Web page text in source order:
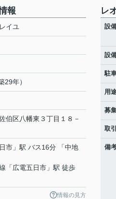
報
イユ
29年）
伯区八幡東 ３丁目１８－
市 」駅 バス16分 「中地
「広電五日市 」駅 徒歩
情報の見方
レ
設
設
駐
用
募
取
備